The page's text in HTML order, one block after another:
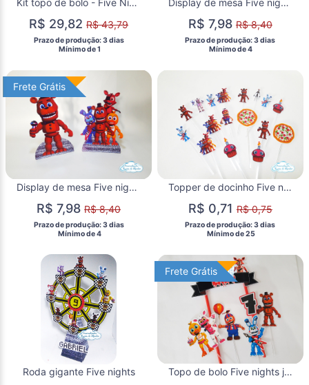
Kit topo de bolo - Five Nights
R$ 29,82R$ 43,79
Prazo de produção: 3 dias
  Mínimo de 1
Display de mesa Five nights 27cm
R$ 7,98R$ 8,40
Prazo de produção: 3 dias
  Mínimo de 4
Frete Grátis
Frete Grátis
Display de mesa Five nights 27cm - Urso
R$ 7,98R$ 8,40
Prazo de produção: 3 dias
  Mínimo de 4
Topper de docinho Five nights
R$ 0,71R$ 0,75
Prazo de produção: 3 dias
  Mínimo de 25
Roda gigante Five nights
Frete Grátis
Frete Grátis
Topo de bolo Five nights jogo